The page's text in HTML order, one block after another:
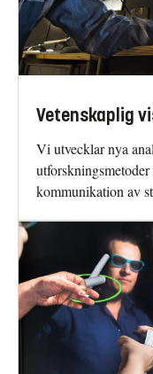
Vetenskaplig
Vi utvecklar nya
kommunikation av